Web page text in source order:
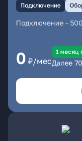
Подключение
Подключение -
0 ₽/мес
1 месяц
Далее